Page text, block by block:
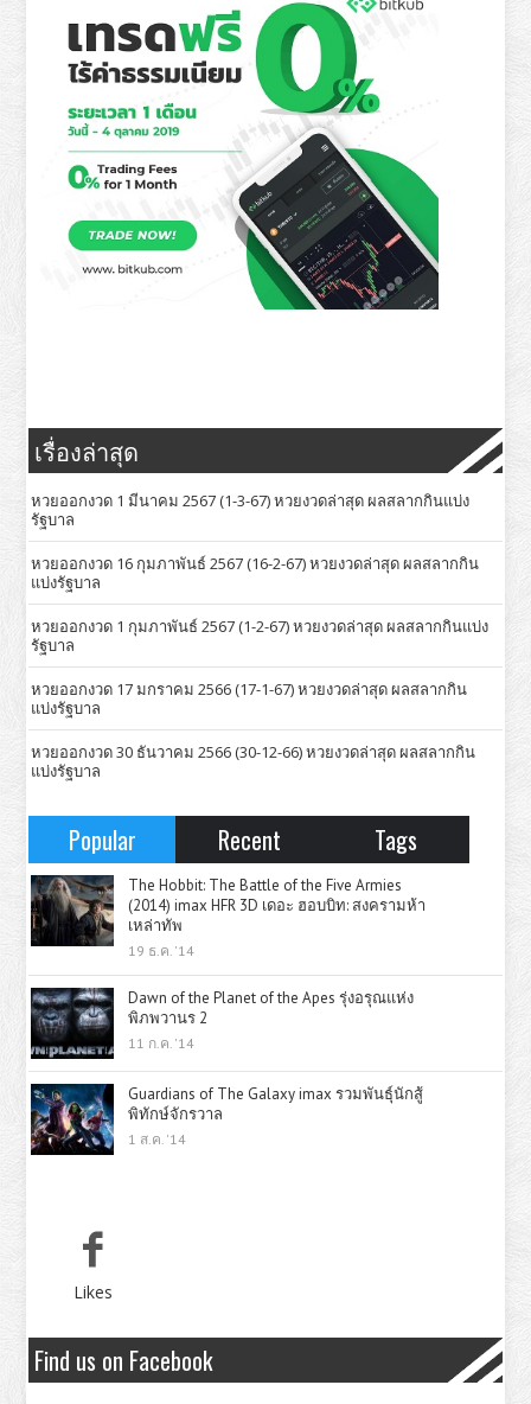
เรื่องล่าสุด
หวยออกงวด 1 มีนาคม 2567 (1-3-67) หวยงวดล่าสุด ผลสลากกินแบ่ง
รัฐบาล
หวยออกงวด 16 กุมภาพันธ์ 2567 (16-2-67) หวยงวดล่าสุด ผลสลากกิน
แบ่งรัฐบาล
หวยออกงวด 1 กุมภาพันธ์ 2567 (1-2-67) หวยงวดล่าสุด ผลสลากกินแบ่ง
รัฐบาล
หวยออกงวด 17 มกราคม 2566 (17-1-67) หวยงวดล่าสุด ผลสลากกิน
แบ่งรัฐบาล
หวยออกงวด 30 ธันวาคม 2566 (30-12-66) หวยงวดล่าสุด ผลสลากกิน
แบ่งรัฐบาล
Popular Recent Tags
The Hobbit: The Battle of the Five Armies
(2014) imax HFR 3D เดอะ ฮอบบิท: สงครามห้า
เหล่าทัพ
19 ธ.ค. '14
Dawn of the Planet of the Apes รุ่งอรุณแห่ง
พิภพวานร 2
11 ก.ค. '14
Guardians of The Galaxy imax รวมพันธุ์นักสู้
พิทักษ์จักรวาล
1 ส.ค. '14
Likes
Find us on Facebook